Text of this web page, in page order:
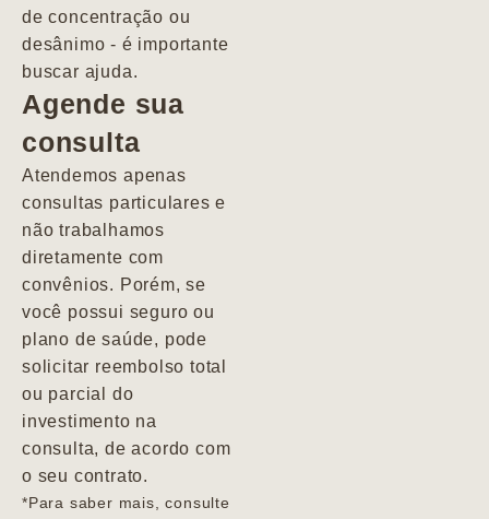
de concentração ou
desânimo - é importante
buscar ajuda.
Agende sua
consulta
Atendemos apenas
consultas particulares e
não trabalhamos
diretamente com
convênios. Porém, se
você possui seguro ou
plano de saúde, pode
solicitar reembolso total
ou parcial do
investimento na
consulta, de acordo com
o seu contrato.
*Para saber mais, consulte